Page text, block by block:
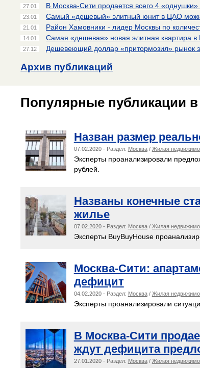
27.01 В Москва-Сити продается всего 4
23.01 Самый «дешевый» элитный юнит в ЦАО
21.01 Район Хамовники - лидер Москвы по
14.01 Самая «дешевая» новая элитная квартира
27.12 Дешевеющий доллар «притормозил» рынок
Архив публикаций
Популярные публикации
Назван размер
07.02.2020 - Раздел: Москва/ Жилая
Эксперты проанализировали
рублей.
Названы конечные
жилье
07.02.2020 - Раздел: Москва/ Жилая
Эксперты BuyBuyHouse
Москва-Сити:
дефицит
04.02.2020 - Раздел: Москва/ Жилая
Эксперты проанализировали
В Москва-Сити
ждут дефицита
27.01.2020 - Раздел: Москва/ Жилая